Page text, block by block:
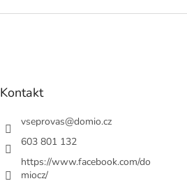
Kontakt
vseprovas@domio.cz
603 801 132
https://www.facebook.com/do
miocz/